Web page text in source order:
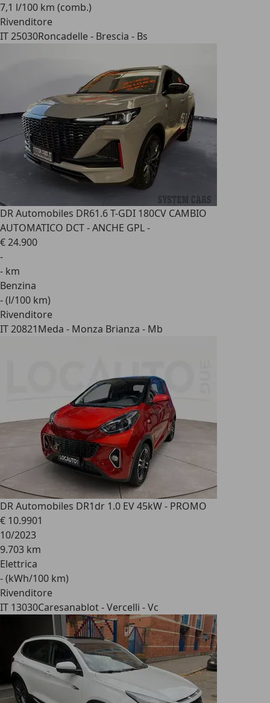
7,1 l/100 km (comb.)
Rivenditore
IT 25030Roncadelle - Brescia - Bs
DR Automobiles DR61.6 T-GDI 180CV CAMBIO
AUTOMATICO DCT - ANCHE GPL -
€ 24.900
-
- km
Benzina
- (l/100 km)
Rivenditore
IT 20821Meda - Monza Brianza - Mb
DR Automobiles DR1dr 1.0 EV 45kW - PROMO
€ 10.9901
10/2023
9.703 km
Elettrica
- (kWh/100 km)
Rivenditore
IT 13030Caresanablot - Vercelli - Vc